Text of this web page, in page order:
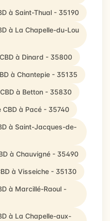
à Saint-Thual - 35190
à La Chapelle-du-Lou
à Dinard - 35800
à Chantepie - 35135
à Betton - 35830
à Pacé - 35740
à Saint-Jacques-de-
à Chauvigné - 35490
à Visseiche - 35130
à Marcillé-Raoul -
à La Chapelle-aux-